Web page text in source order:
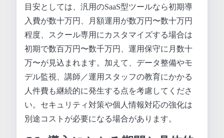
目安としては、汎用のSaaS型ツールなら初期導
入費が数十万円、月額運用が数万円〜数十万円
程度、スクール専用にカスタマイズする場合は
初期で数百万円〜数千万円、運用保守に月数十
万〜が見込まれます。加えて、データ整備やモ
デル監視、講師／運用スタッフの教育にかかる
人件費も継続的に発生する点を考慮してくださ
い。セキュリティ対策や個人情報対応の強化は
別途コストが必要になる場合があります。